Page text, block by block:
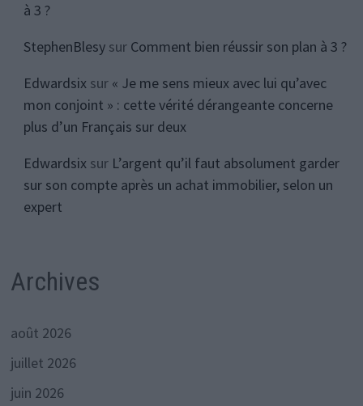
à 3 ?
StephenBlesysur Comment bien réussir son plan à 3 ?
Edwardsixsur « Je me sens mieux avec lui qu’avec
mon conjoint » : cette vérité dérangeante concerne
plus d’un Français sur deux
Edwardsixsur L’argent qu’il faut absolument garder
sur son compte après un achat immobilier, selon un
expert
Archives
août 2026
juillet 2026
juin 2026